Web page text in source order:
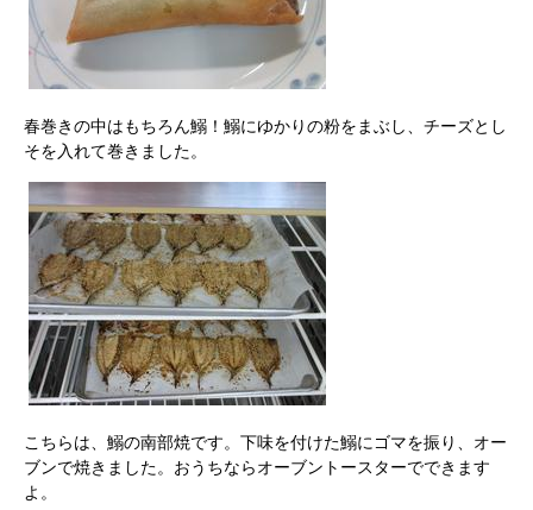
春巻きの中はもちろん鰯！鰯にゆかりの粉をまぶし、チーズとし
そを入れて巻きました。
こちらは、鰯の南部焼です。下味を付けた鰯にゴマを振り、オー
ブンで焼きました。おうちならオーブントースターでできます
よ。